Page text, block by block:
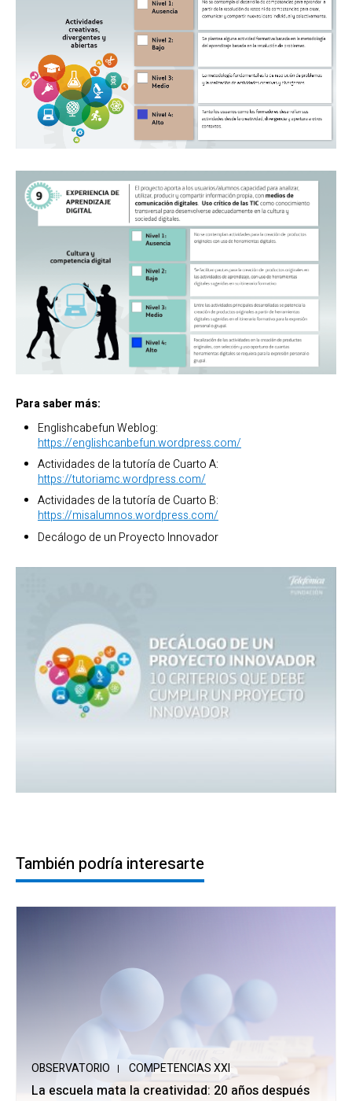
Para saber más:
Englishcabefun Weblog:
https://englishcanbefun.wordpress.com/
Actividades de la tutoría de Cuarto A:
https://tutoriamc.wordpress.com/
Actividades de la tutoría de Cuarto B:
https://misalumnos.wordpress.com/
Decálogo de un Proyecto Innovador
También podría interesarte
OBSERVATORIO COMPETENCIAS XXI
La escuela mata la creatividad: 20 años después